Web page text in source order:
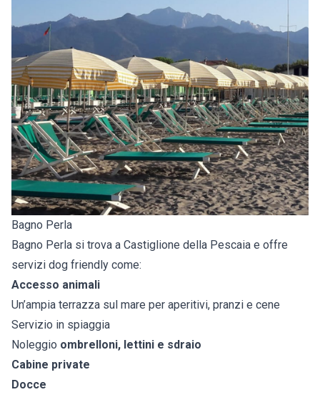
Bagno Perla
Bagno Perla si trova a Castiglione della Pescaia e offre
servizi dog friendly come:
Accesso animali
Un’ampia terrazza sul mare per aperitivi, pranzi e cene
Servizio in spiaggia
Noleggio ombrelloni, lettini e sdraio
Cabine private
Docce